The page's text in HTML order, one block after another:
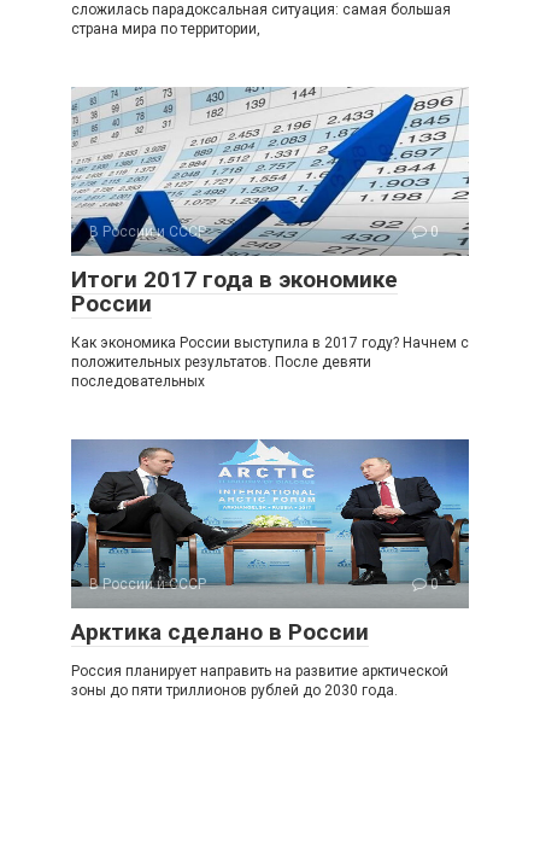
сложилась парадоксальная ситуация: самая большая
страна мира по территории,
В России и СССР 0
Итоги 2017 года в экономике
России
Как экономика России выступила в 2017 году? Начнем с
положительных результатов. После девяти
последовательных
В России и СССР 0
Арктика сделано в России
Россия планирует направить на развитие арктической
зоны до пяти триллионов рублей до 2030 года.